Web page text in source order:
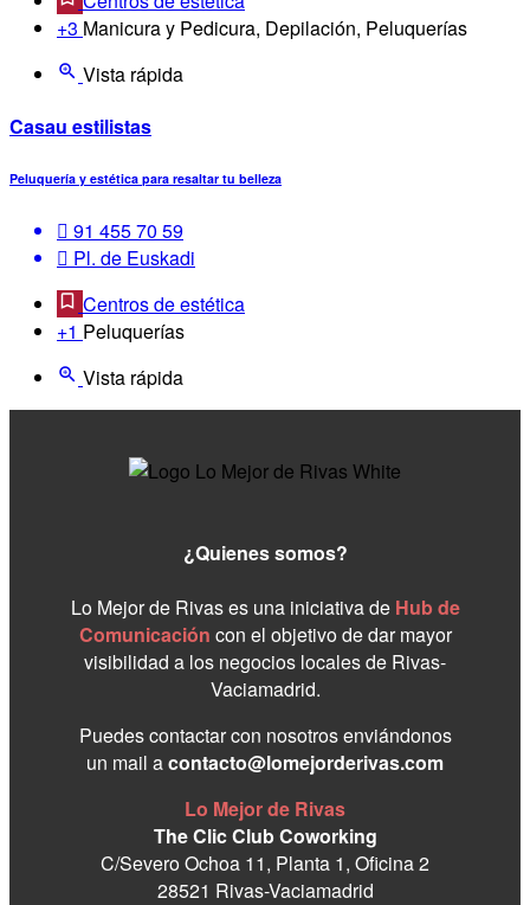
+3 Manicura y Pedicura, Depilación, Peluquerías
Vista rápida
Casau estilistas
Peluquería y estética para resaltar tu belleza
91 455 70 59
Pl. de Euskadi
Centros de estética
+1 Peluquerías
Vista rápida
¿Quienes somos?
Lo Mejor de Rivas es una iniciativa de Hub de
Comunicación con el objetivo de dar mayor
visibilidad a los negocios locales de Rivas-
Vaciamadrid.
Puedes contactar con nosotros enviándonos
un mail acontacto@lomejorderivas.com
Lo Mejor de Rivas
The Clic Club Coworking
C/Severo Ochoa 11, Planta 1, Oficina 2
28521 Rivas-Vaciamadrid